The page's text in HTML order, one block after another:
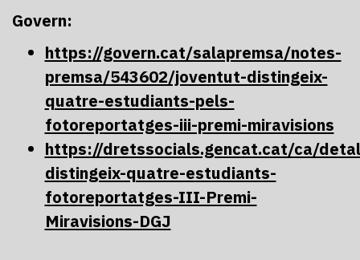
Govern:
https://govern.cat/salapremsa/notes-
premsa/543602/joventut-distingeix-
quatre-estudiants-pels-
fotoreportatges-iii-premi-miravisions
https://dretssocials.gencat.cat/ca/
distingeix-quatre-estudiants-
fotoreportatges-III-Premi-
Miravisions-DGJ